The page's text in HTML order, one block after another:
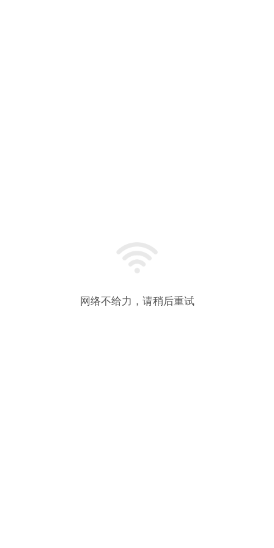
网络不给力，请稍后重试